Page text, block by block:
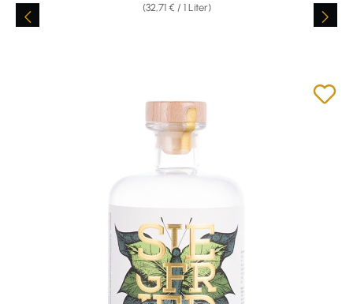
(32,71 € / 1 Liter)